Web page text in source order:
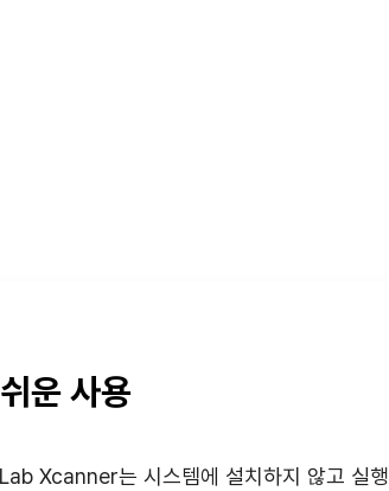
운 사용
Xcanner는 시스템에 설치하지 않고 실행